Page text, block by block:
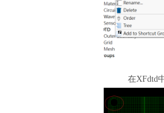
在XFdtd